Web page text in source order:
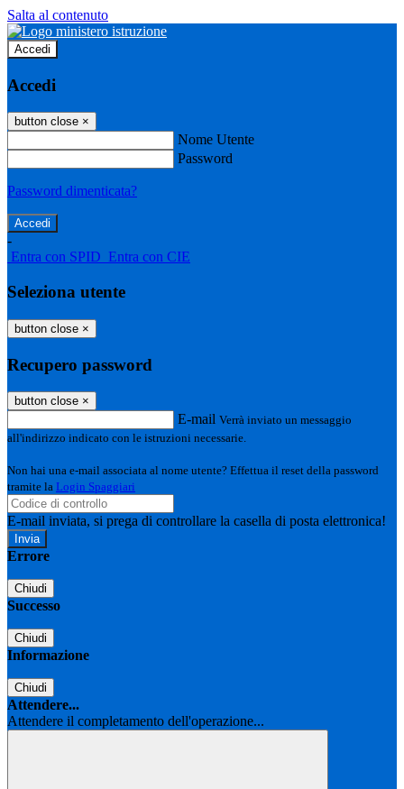
Salta al contenuto
Accedi
Accedi
button close ×
Nome Utente
Password
Password dimenticata?
-
Entra con SPID Entra con CIE
Seleziona utente
button close ×
Recupero password
button close ×
E-mail Verrà inviato un messaggio
all'indirizzo indicato con le istruzioni necessarie.
Non hai una e-mail associata al nome utente? Effettua il reset della password
tramite la Login Spaggiari
E-mail inviata, si prega di controllare la casella di posta elettronica!
Errore
Chiudi
Successo
Chiudi
Informazione
Chiudi
Attendere...
Attendere il completamento dell'operazione...